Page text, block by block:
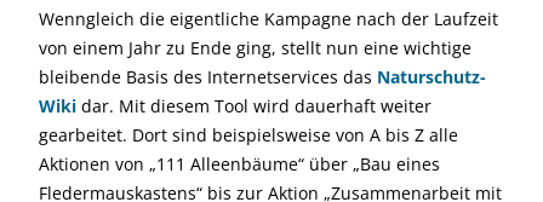
Wenngleich die eigentliche Kampagne nach der Laufzeit
von einem Jahr zu Ende ging, stellt nun eine wichtige
bleibende Basis des Internetservices das Naturschutz-
Wiki dar. Mit diesem Tool wird dauerhaft weiter
gearbeitet. Dort sind beispielsweise von A bis Z alle
Aktionen von „111 Alleenbäume“ über „Bau eines
Fledermauskastens“ bis zur Aktion „Zusammenarbeit mit